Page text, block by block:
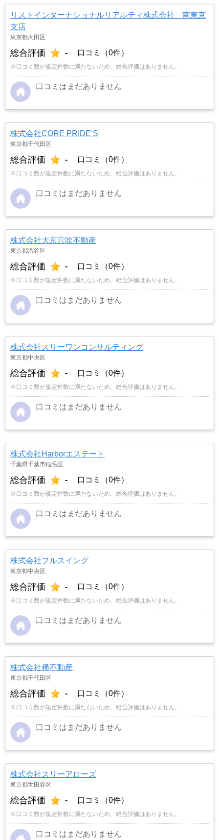
リストインターナショナルリアルティ株式会社 南東京
支店
東京都大田区
総合評価 - 口コミ（0件）
※口コミ数が規定件数に満たないため、総合評価はありません。
口コミはまだありません
株式会社CORE PRIDE’S
東京都千代田区
総合評価 - 口コミ（0件）
※口コミ数が規定件数に満たないため、総合評価はありません。
口コミはまだありません
株式会社大京穴吹不動産
東京都渋谷区
総合評価 - 口コミ（0件）
※口コミ数が規定件数に満たないため、総合評価はありません。
口コミはまだありません
株式会社スリーワンコンサルティング
東京都中央区
総合評価 - 口コミ（0件）
※口コミ数が規定件数に満たないため、総合評価はありません。
口コミはまだありません
株式会社Harborエステート
千葉県千葉市稲毛区
総合評価 - 口コミ（0件）
※口コミ数が規定件数に満たないため、総合評価はありません。
口コミはまだありません
株式会社フルスイング
東京都中央区
総合評価 - 口コミ（0件）
※口コミ数が規定件数に満たないため、総合評価はありません。
口コミはまだありません
株式会社稀不動産
東京都千代田区
総合評価 - 口コミ（0件）
※口コミ数が規定件数に満たないため、総合評価はありません。
口コミはまだありません
株式会社スリーアローズ
東京都世田谷区
総合評価 - 口コミ（0件）
※口コミ数が規定件数に満たないため、総合評価はありません。
口コミはまだありません